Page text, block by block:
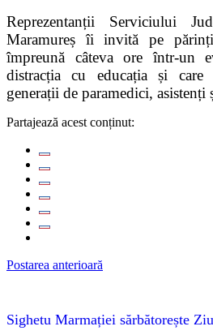
Reprezentanții Serviciului
Maramureș îi invită pe
împreună câteva ore într-un
distracția cu educația și care
generații de paramedici, asistenți
Partajează acest conținut:
Postarea anterioară
Sighetu Marmației sărbătorește